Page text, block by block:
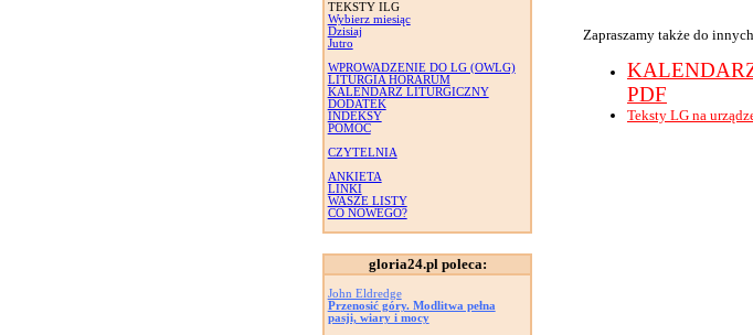
TEKSTY ILG
Wybierz miesiąc
Dzisiaj
Jutro
WPROWADZENIE DO LG (OWLG)
LITURGIA HORARUM
KALENDARZ LITURGICZNY
DODATEK
INDEKSY
POMOC
CZYTELNIA
ANKIETA
LINKI
WASZE LISTY
CO NOWEGO?
gloria24.pl poleca:
John Eldredge
Przenosić góry. Modlitwa pełna
pasji, wiary i mocy
Zapraszamy także do
PDF
Teksty LG na